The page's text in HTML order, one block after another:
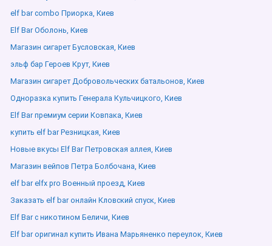
elf bar combo Приорка, Киев
Elf Bar Оболонь, Киев
Магазин сигарет Бусловская, Киев
эльф бар Героев Крут, Киев
Магазин сигарет Добровольческих батальонов, Киев
Одноразка купить Генерала Кульчицкого, Киев
Elf Bar премиум серии Ковпака, Киев
купить elf bar Резницкая, Киев
Новые вкусы Elf Bar Петровская аллея, Киев
Магазин вейпов Петра Болбочана, Киев
elf bar elfx pro Военный проезд, Киев
Заказать elf bar онлайн Кловский спуск, Киев
Elf Bar с никотином Беличи, Киев
Elf bar оригинал купить Ивана Марьяненко переулок, Киев